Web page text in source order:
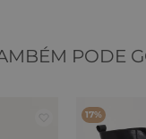
PODE
17%